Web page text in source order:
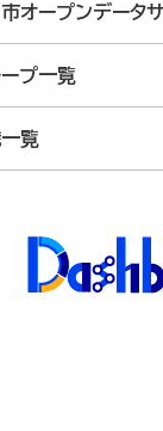
オープンデータ
プ一覧
覧
統計「5-7 製
年以前は
せん。 2004
たものです。
月31日現在
のみ平成24